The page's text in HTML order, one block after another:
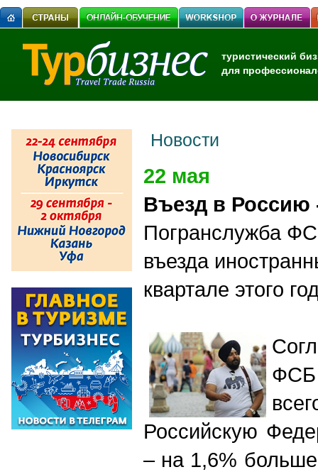
туристический
для
Новости
22 мая
Въезд в Россию
Погранслужба
въезда
квартале этого
ФСБ
Российскую
– на 1,6%